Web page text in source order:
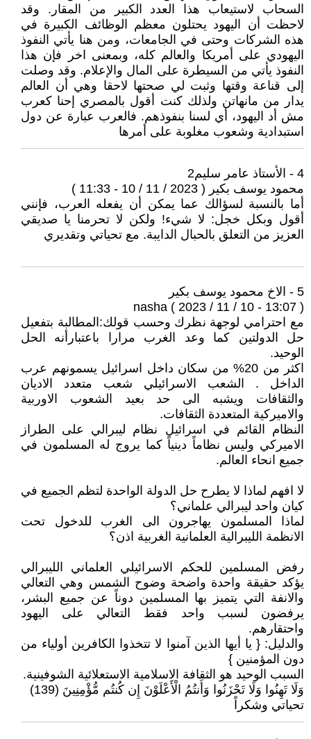
السحاب لاستيعاب هذا العدد الكبير من المقار. وقد
لاحظت أن اليهود يحتلون معظم الوظائف الكبيرة في
هذه الشركات وحتى في الجامعات، ومن هنا يأتي النفوذ
اليهودي على أمريكا والعالم كله، وبمعنى اخر فإن هذا
النفوذ يأتي من السيطرة على المال والإعلام. وقد وصلت
إلى قناعة وقتها وثبت لي صحتها لاحقا وهي أن العالم
يدار من مانهاتن ولذلك كنت أقول بالمصري إحنا كعرب
مش أد اليهود، أي لسنا بنفوذهم. فالعرب عبارة عن دول
استبدادية وشعوب مغلوبة على أمرها
4 - الأستاذ عامر سليم2
محمود يوسف بكير ( 2023 / 11 / 10 - 11:33 )
أما بالنسبة لسؤالك عما يمكن أن يفعله العرب، فإنني
أقول وبكل خجل: لا شيء! ولكن لا تحرمنا يا صديقي
العزيز من التعلق بالحبال الدايبة. مع تحياتي وتقديري
5 - الاخ محمود يوسف بكير
nasha ( 2023 / 11 / 10 - 13:07 )
مع احترامي لوجهة نظرك وحسب قولك:المطالبة بتفعيل
حل الدولتين كما وعد الغرب مرارا باعتبارأنه الحل
الوحيد.
اكثر من 20% من سكان داخل اسرائيل يسمونهم عرب
الداخل . الشعب الاسرائيلي شعب متعدد الاديان
والثقافات ويشبه الى حد بعيد الشعوب الاوربية
والاميركية المتعددة الثقافات.
النظام القائم في اسرائيل نظام ليبرالي على الطراز
الاميركي وليس نظاماً دينياً كما يروج له المسلمون في
جميع انحاء العالم.
لا افهم لماذا لا يطرح حل الدولة الواحدة لتظم الجميع في
كيان واحد ليبرالي علماني؟
لماذا المسلمون يهاجرون الى الغرب للدخول تحت
الانظمة الليبرالية العلمانية الغربية اذن؟
رفض المسلمين للحكم الاسرائيلي العلماني الليبرالي
يؤكد حقيقة واحدة واضحة وضوح الشمس وهي التعالي
والانفة التي يتميز بها المسلمين دوناً عن جميع البشر،
يرفضون لسبب واحد فقط التعالي على اليهود
واحتقارهم.
والدليل: { يا أيها الذين آمنوا لا تتخذوا الكافرين أولياء من
دون المؤمنين }
السبب الوحيد هو الثقافة الاسلامية الاستعلائية الشوفينية.
وَلَا تَهِنُوا وَلَا تَحْزَنُوا وَأَنتُمُ الْأَعْلَوْنَ إِن كُنتُم مُّؤْمِنِينَ (139)
تحياتي وشكراً